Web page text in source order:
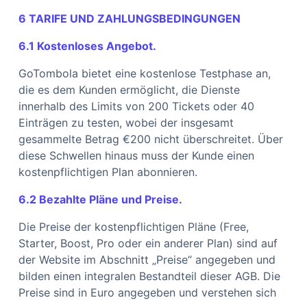
6 TARIFE UND ZAHLUNGSBEDINGUNGEN
6.1 Kostenloses Angebot.
GoTombola bietet eine kostenlose Testphase an,
die es dem Kunden ermöglicht, die Dienste
innerhalb des Limits von 200 Tickets oder 40
Einträgen zu testen, wobei der insgesamt
gesammelte Betrag €200 nicht überschreitet. Über
diese Schwellen hinaus muss der Kunde einen
kostenpflichtigen Plan abonnieren.
6.2 Bezahlte Pläne und Preise.
Die Preise der kostenpflichtigen Pläne (Free,
Starter, Boost, Pro oder ein anderer Plan) sind auf
der Website im Abschnitt „Preise“ angegeben und
bilden einen integralen Bestandteil dieser AGB. Die
Preise sind in Euro angegeben und verstehen sich